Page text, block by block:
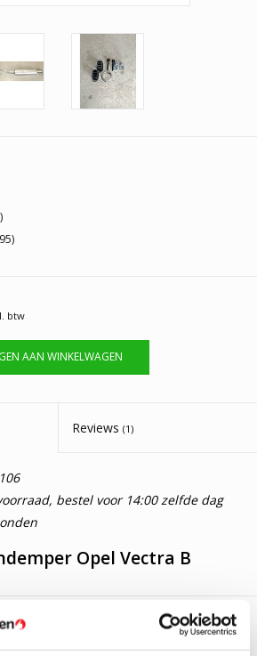
btw
AAN WINKELWAGEN
Reviews (1)
bestel voor 14:00 zelfde dag
Opel Vectra B